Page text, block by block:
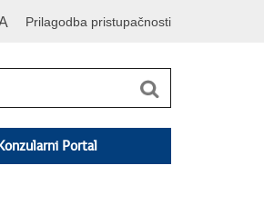
Prilagodba pristupačnosti
Portal